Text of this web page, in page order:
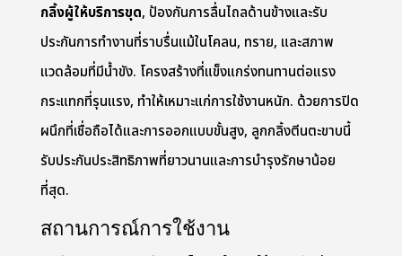
กลิ้งผู้ให้บริการขุด, ป้องกันการลื่นไถลด้านข้างและรับ
ประกันการทำงานที่ราบรื่นแม้ในโคลน, ทราย, และสภาพ
แวดล้อมที่มีน้ำขัง. โครงสร้างที่แข็งแกร่งทนทานต่อแรง
กระแทกที่รุนแรง, ทำให้เหมาะแก่การใช้งานหนัก. ด้วยการปิด
ผนึกที่เชื่อถือได้และการออกแบบขั้นสูง, ลูกกลิ้งตีนตะขาบนี้
รับประกันประสิทธิภาพที่ยาวนานและการบำรุงรักษาน้อย
ที่สุด.
สถานการณ์การใช้งาน